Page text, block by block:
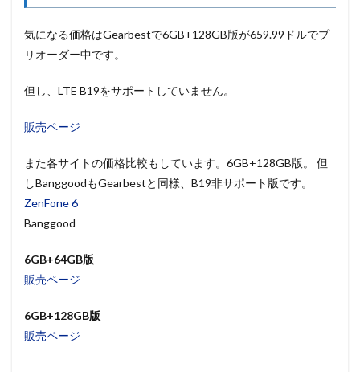
気になる価格はGearbestで6GB+128GB版が659.99ドルでプ
リオーダー中です。
但し、LTE B19をサポートしていません。
販売ページ
また各サイトの価格比較もしています。6GB+128GB版。 但
しBanggoodもGearbestと同様、B19非サポート版です。
ZenFone 6
Banggood
6GB+64GB版
販売ページ
6GB+128GB版
販売ページ